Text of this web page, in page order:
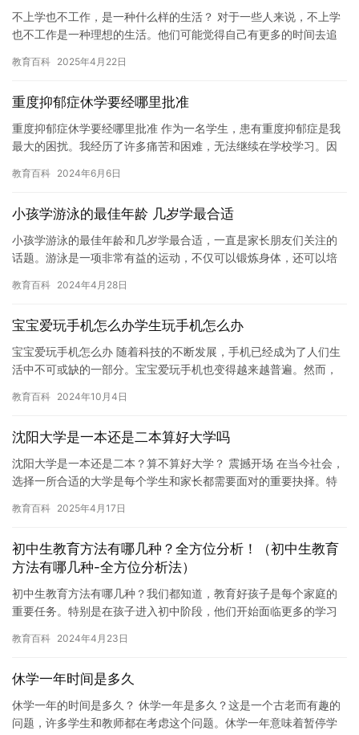
不上学也不工作，是一种什么样的生活？ 对于一些人来说，不上学
也不工作是一种理想的生活。他们可能觉得自己有更多的时间去追
是所…
教育百科 2025年4月22日
重度抑郁症休学要经哪里批准
重度抑郁症休学要经哪里批准 作为一名学生，患有重度抑郁症是我
最大的困扰。我经历了许多痛苦和困难，无法继续在学校学习。因
是…
教育百科 2024年6月6日
小孩学游泳的最佳年龄 几岁学最合适
小孩学游泳的最佳年龄和几岁学最合适，一直是家长朋友们关注的
话题。游泳是一项非常有益的运动，不仅可以锻炼身体，还可以培
的教学…
教育百科 2024年4月28日
宝宝爱玩手机怎么办学生玩手机怎么办
宝宝爱玩手机怎么办 随着科技的不断发展，手机已经成为了人们生
活中不可或缺的一部分。宝宝爱玩手机也变得越来越普遍。然而，
此，我…
教育百科 2024年10月4日
沈阳大学是一本还是二本算好大学吗
沈阳大学是一本还是二本？算不算好大学？ 震撼开场 在当今社会，
选择一所合适的大学是每个学生和家长都需要面对的重要抉择。特
教育百科 2025年4月17日
初中生教育方法有哪几种？全方位分析！（初中生教育
方法有哪几种-全方位分析法）
初中生教育方法有哪几种？我们都知道，教育好孩子是每个家庭的
重要任务。特别是在孩子进入初中阶段，他们开始面临更多的学习
家庭教…
教育百科 2024年4月23日
休学一年时间是多久
休学一年的时间是多久？ 休学一年是多久？这是一个古老而有趣的
问题，许多学生和教师都在考虑这个问题。休学一年意味着暂停学